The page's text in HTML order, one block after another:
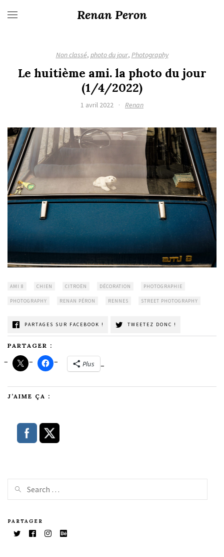
Renan Peron
Non classé, photo du jour, Photography
Le huitième ami. la photo du jour
(1/4/2022)
1 avril 2022 · Renan
AMI 8 CHIEN CITROËN DÉCORATION PHOTOGRAPHIE
PHOTOGRAPHY RENAN PÉRON RENNES STREET PHOTOGRAPHY
PARTAGES SUR FACEBOOK ! TWEETEZ DONC !
PARTAGER :
Plus
J’AIME ÇA :
PARTAGER